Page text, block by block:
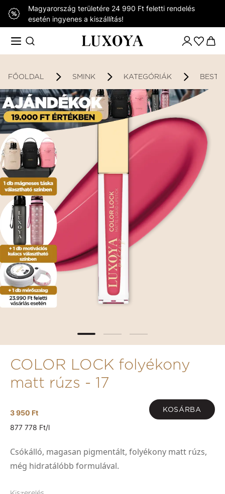
Magyarország területére 24 990 Ft feletti rendelés
esetén ingyenes a kiszállítás!
FŐOLDAL SMINK KATEGÓRIÁK
COLOR LOCK folyékony
matt rúzs - 17
3 950 Ft KOSÁRBA
877 778 Ft/l
Csókálló, magasan pigmentált, folyékony matt rúzs,
még hidratálóbb formulával.